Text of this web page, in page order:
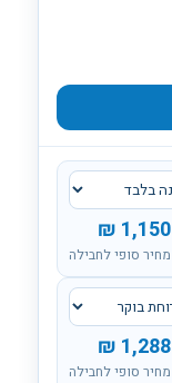
1,150
₪
מחיר סופי לחבילה
1,288
₪
מחיר סופי לחבילה